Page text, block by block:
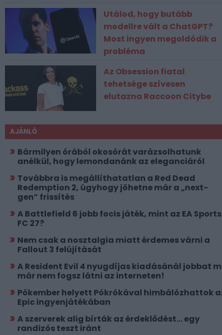
Utálod, hogy butább
modellre vált a ChatGPT?
Most ingyen megoldódik a
probléma
Az Obsession fiatal
tehetsége szívesen
elutazna Raccoon Citybe
AJÁNLÓ
Bármilyen órából okosórát varázsolhatunk
anélkül, hogy lemondanánk az eleganciáról
Továbbra is megállíthatatlan a Red Dead
Redemption 2, úgyhogy jöhetne már a „next-
gen” frissítés
A Battlefield 6 jobb focis játék, mint az EA Sports
FC 27?
Nem csak a nosztalgia miatt érdemes várni a
Fallout 3 felújítását
A Resident Evil 4 nyugdíjas kiadásánál jobbat
már nem fogsz látni az interneten!
Pókember helyett Pókrókával himbálózhattok
Epic ingyenjátékában
A szerverek alig bírták az érdeklődést... egy
randizós teszt iránt